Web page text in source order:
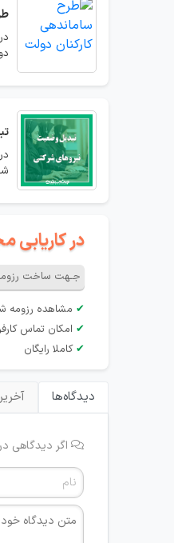
در کاریابی
جـهت ساخت رزومه
✔ مشاهده رزومه
✔ امکان تماس
✔ کاملا رایگان
دیدگاه‌ها
اگر دیدگاهی